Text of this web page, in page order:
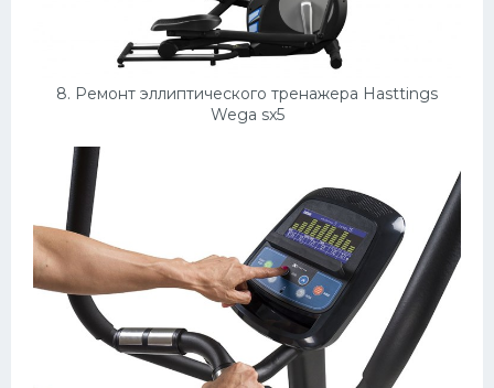
8. Ремонт эллиптического тренажера Hasttings
Wega sx5